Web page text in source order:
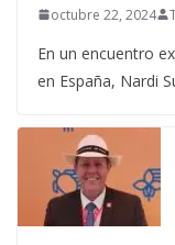
octubre 22, 2024
En un encuentro
en España, Nardi